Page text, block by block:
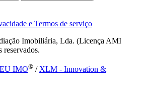
e Termos de serviço
Imobiliária, Lda. (Licença AMI
reservados.
IMO® / XLM - Innovation &